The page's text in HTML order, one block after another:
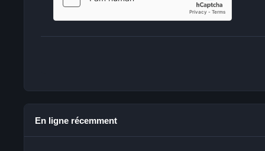
En ligne récemment